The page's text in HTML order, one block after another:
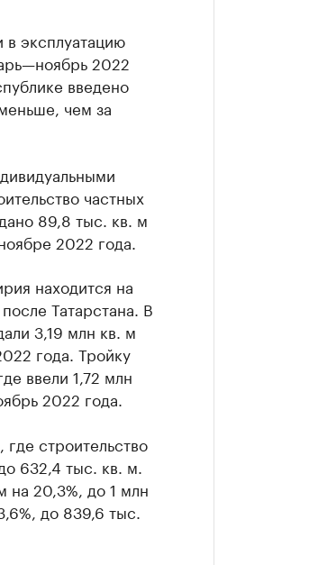
в эксплуатацию
2022
введено
чем за
частных
89,8 тыс. кв. м
2022 года.
находится на
Татарстана. В
3,19 млн кв. м
года. Тройку
ввели 1,72 млн
2022 года.
строительство
632,4 тыс. кв. м.
на 20,3%, до 1 млн
до 839,6 тыс.